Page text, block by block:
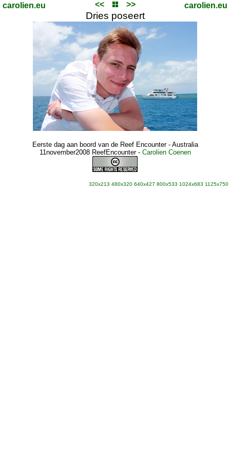
carolien.eu << >> carolien.eu
Dries poseert
Eerste dag aan boord van de Reef Encounter - Australia
11november2008 ReefEncounter- Carolien Coenen
320x213 480x320 640x427 800x533 1024x683 1125x750